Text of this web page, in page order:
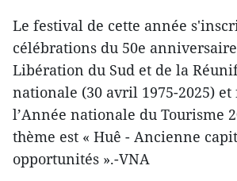
Le festival de cette année
célébrations du 50e
Libération du Sud et de la
nationale (30 avril 1975-2025)
l’Année nationale du Tourisme
thème est « Huê - Ancienne
opportunités ».-VNA